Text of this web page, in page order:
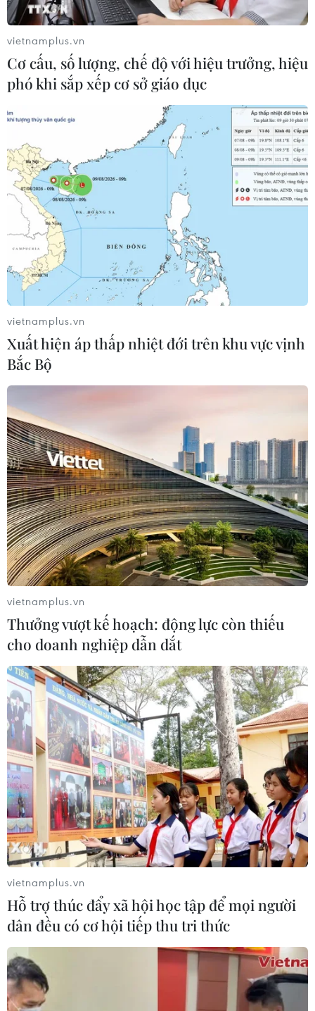
Doanh nghiệp Pháp đặc biệt quan tâm
đến Dự án đường sắt tốc độ cao Bắc-Nam
21/03/2025 12:49
Bộ trưởng Giao thông Pháp Philippe Tabarot chia sẻ các
doanh nghiệp Pháp rất quan tâm đến dự án đường sắt
tốc độ cao của Việt Nam và mong muốn thiết lập, mở
rộng hợp tác với các đối tác Việt Nam.
vietnamplus.vn
Cơ cấu, số lượng, chế độ với hiệu trưởng, hiệu
phó khi sắp xếp cơ sở giáo dục
vietnamplus.vn
Xuất hiện áp thấp nhiệt đới trên khu vực vịnh
Bắc Bộ
vietnamplus.vn
Thưởng vượt kế hoạch: động lực còn thiếu
cho doanh nghiệp dẫn dắt
vietnamplus.vn
Hỗ trợ thúc đẩy xã hội học tập để mọi người
dân đều có cơ hội tiếp thu tri thức